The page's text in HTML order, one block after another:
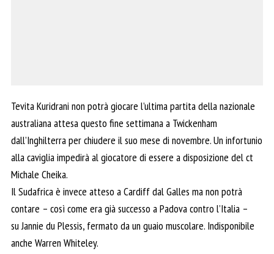
Tevita Kuridrani non potrà giocare l’ultima partita della nazionale
australiana attesa questo fine settimana a Twickenham
dall’Inghilterra per chiudere il suo mese di novembre. Un infortunio
alla caviglia impedirà al giocatore di essere a disposizione del ct
Michale Cheika.
Il Sudafrica è invece atteso a Cardiff dal Galles ma non potrà
contare – così come era già successo a Padova contro l’Italia –
su Jannie du Plessis, fermato da un guaio muscolare. Indisponibile
anche Warren Whiteley.